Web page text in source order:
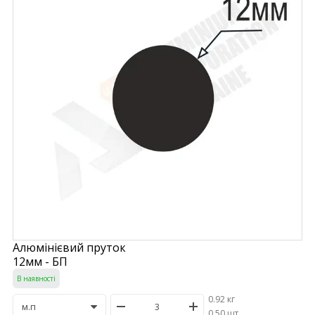
Алюмінієвий пруток
12мм - БП
В наявності
0.92 кг